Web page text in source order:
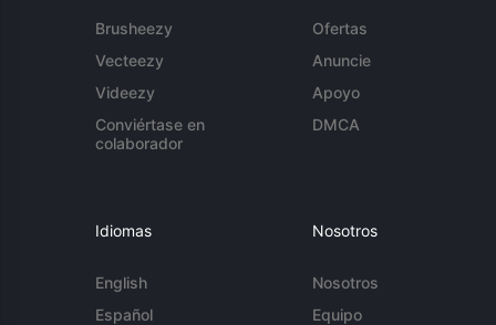
Brusheezy
Vecteezy
Videezy
Conviértase en
colaborador
Ofertas
Anuncie
Apoyo
DMCA
Idiomas
English
Español
Nosotros
Nosotros
Equipo